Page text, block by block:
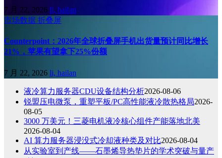
7 月 22, 2026 li, hailan
市场数据 折叠屏
Counterpoint：2026年全球折叠屏手机出货量预计同比增长
21%，苹果有望拿下25%份额
7 月 22, 2026 li, hailan
液冷算力服务器CDU设备结构分析2026-08-06
锐盟压电微泵，重塑平板/PC高性能液冷散热格局2026-
08-05
3000 万美元！三菱电机液冷核心组件产能落地北美
2026-08-04
AI 算力服务器浸没式冷却液种类及对比2026-08-04
从实验室到产线——石墨烯导热垫片的学术突破与量产